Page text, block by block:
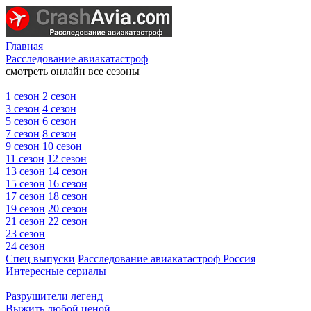
Главная
Расследование авиакатастроф
смотреть онлайн все сезоны
1 сезон 2 сезон
3 сезон 4 сезон
5 сезон 6 сезон
7 сезон 8 сезон
9 сезон 10 сезон
11 сезон 12 сезон
13 сезон 14 сезон
15 сезон 16 сезон
17 сезон 18 сезон
19 сезон 20 сезон
21 сезон 22 сезон
23 сезон
24 сезон
Спец выпуски Расследование авиакатастроф Россия
Интересные сериалы
Разрушители легенд
Выжить любой ценой